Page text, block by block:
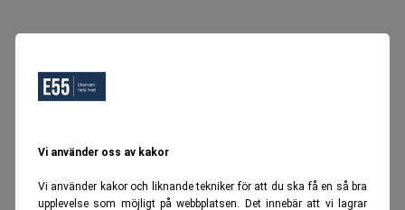
Vi använder oss av kakor
Vi använder kakor och liknande tekniker för att du ska få en så bra
upplevelse som möjligt på webbplatsen. Det innebär att vi lagrar